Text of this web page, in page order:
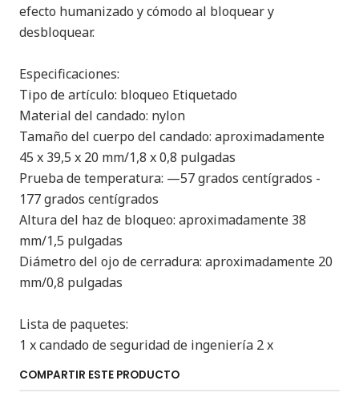
efecto humanizado y cómodo al bloquear y
desbloquear.
Especificaciones:
Tipo de artículo: bloqueo Etiquetado
Material del candado: nylon
Tamaño del cuerpo del candado: aproximadamente
45 x 39,5 x 20 mm/1,8 x 0,8 pulgadas
Prueba de temperatura: —57 grados centígrados -
177 grados centígrados
Altura del haz de bloqueo: aproximadamente 38
mm/1,5 pulgadas
Diámetro del ojo de cerradura: aproximadamente 20
mm/0,8 pulgadas
Lista de paquetes:
1 x candado de seguridad de ingeniería 2 x
COMPARTIR ESTE PRODUCTO